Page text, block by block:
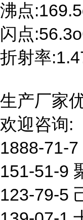
沸点
闪点
折射率
生产厂家
欢迎咨询:
1888-71-
151-51-9
123-79-5